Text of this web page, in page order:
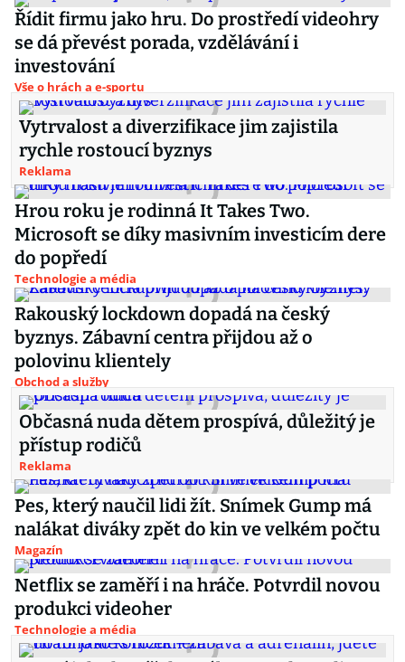
Řídit firmu jako hru. Do prostředí videohry
se dá převést porada, vzdělávání i
investování
Vše o hrách a e-sportu
Vytrvalost a diverzifikace jim zajistila
rychle rostoucí byznys
Reklama
Hrou roku je rodinná It Takes Two.
Microsoft se díky masivním investicím dere
do popředí
Technologie a média
Rakouský lockdown dopadá na český
byznys. Zábavní centra přijdou až o
polovinu klientely
Obchod a služby
Občasná nuda dětem prospívá, důležitý je
přístup rodičů
Reklama
Pes, který naučil lidi žít. Snímek Gump má
nalákat diváky zpět do kin ve velkém počtu
Magazín
Netflix se zaměří i na hráče. Potvrdil novou
produkci videoher
Technologie a média